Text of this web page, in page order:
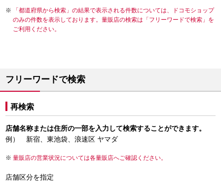
「都道府県から検索」の結果で表示される件数については、ドコモショップ
のみの件数を表示しております。量販店の検索は「フリーワードで検索」を
ご利用ください。
フリーワードで検索
再検索
店舗名称または住所の一部を入力して検索することができます。
例） 新宿、東池袋、浪速区 ヤマダ
量販店の営業状況については各量販店へご確認ください。
店舗区分を指定